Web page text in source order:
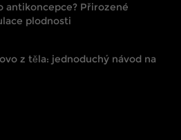
antikoncepce? Přirozené
plodnosti
z těla: jednoduchý návod na